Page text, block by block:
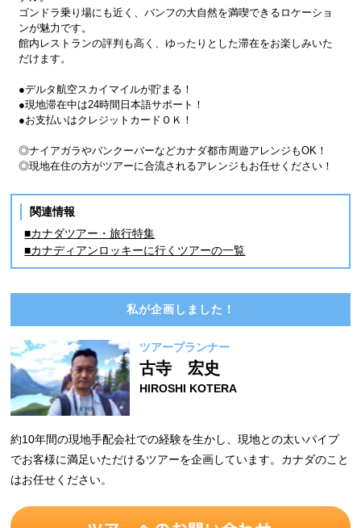
ゴンドラ乗り場にも近く、バンフの大自然を満喫できるロケーショ
ンが魅力です。
館内レストランの評判も高く、ゆったりとした滞在をお楽しみいた
だけます。
●デルタ航空スカイマイルが貯まる！
●現地滞在中は24時間日本語サポート！
●お支払いはクレジットカードＯＫ！
◎ナイアガラやバンクーバーなどカナダ都市周遊アレンジもOK！
◎現地在住の方がツアーに合流されるアレンジもお任せください！
関連情報
■カナダツアー・旅行特集
■カナディアンロッキーに行くツアーの一覧
私が企画しました！
ツアープランナー
古寺 宏史
HIROSHI KOTERA
約10年間の現地手配会社での経験を生かし、現地との太いパイプ
でお客様に満足いただけるツアーを企画しています。カナダのこと
はお任せください。